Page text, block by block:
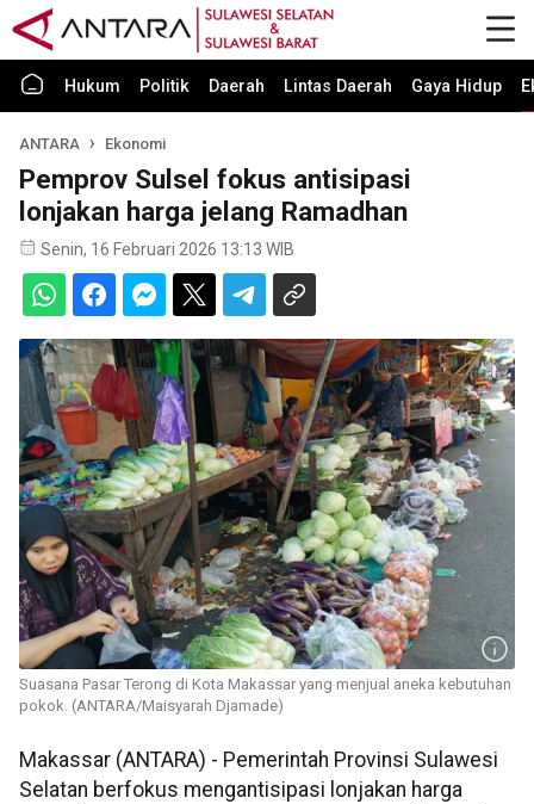
Hukum Politik Daerah Lintas Daerah Gaya Hidup
ANTARA Ekonomi
Pemprov Sulsel fokus antisipasi
lonjakan harga jelang Ramadhan
Senin, 16 Februari 2026 13:13 WIB
Suasana Pasar Terong di Kota Makassar yang menjual aneka kebutuhan
pokok. (ANTARA/Maisyarah Djamade)
Makassar (ANTARA) - Pemerintah Provinsi Sulawesi
Selatan berfokus mengantisipasi lonjakan harga